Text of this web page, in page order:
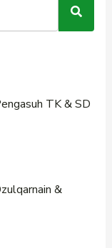
TK & SD
&